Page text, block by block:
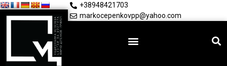
+38948421703
markocepenkovpp@yahoo.com